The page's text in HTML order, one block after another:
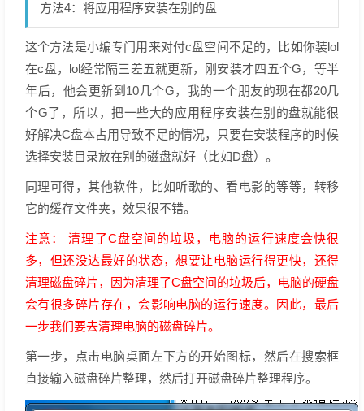
方法4：将应用程序安装在别的盘
这个方法是小编专门用来对付c盘空间不足的，比如你装lol
在c盘，lol经常隔三差五就更新，刚安装才四五个G，等半
年后，他会更新到10几个G，我的一个朋友的现在都20几
个G了，所以，把一些大的应用程序安装在别的盘就能很
好解决C盘本占用导致不足的情况，只要在安装程序的时候
选择安装目录放在别的磁盘就好（比如D盘）。
同理可得，其他软件，比如听歌的、看电影的等等，转移
它的缓存文件夹，效果很不错。
注意： 清理了C盘空间的垃圾，电脑的运行速度会快很
多，但还没达最好的状态，想要让电脑运行得更快，还得
清理磁盘碎片，因为清理了C盘空间的垃圾后，电脑的硬盘
会有很多碎片存在，会影响电脑的运行速度。因此，最后
一步我们要去清理电脑的磁盘碎片。
第一步，点击电脑桌面左下方的开始图标，然后在搜索框
直接输入磁盘碎片整理，然后打开磁盘碎片整理程序。